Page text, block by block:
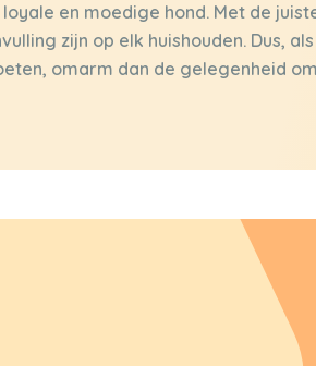
en moedige hond. Met de
zijn op elk huishouden. Dus,
omarm dan de gelegenheid